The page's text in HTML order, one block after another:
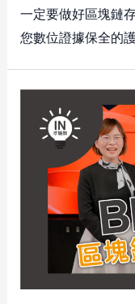
一定要做好區塊鏈
您數位證據保全的